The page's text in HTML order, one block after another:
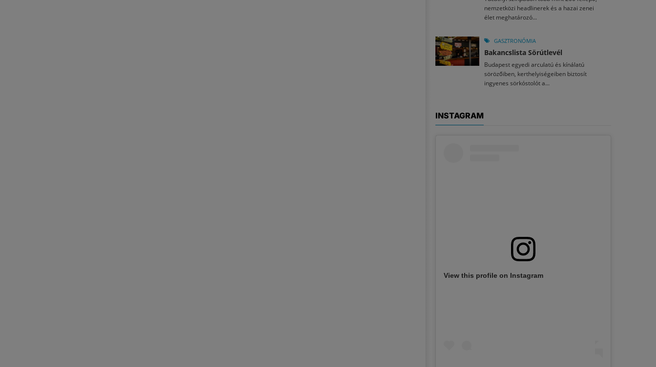
nemzetközi headlinerek és a hazai zenei
élet meghatározó...
GASZTRONÓMIA
Bakancslista Sörútlevél
Budapest egyedi arculatú és kínálatú
sörözőiben, kerthelyiségeiben biztosít
ingyenes sörkóstolót a...
INSTAGRAM
View this profile on Instagram